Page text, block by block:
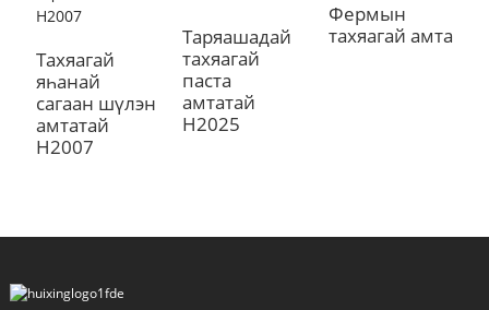
Тахяагай
яһанай
сагаан шүлэн
амтатай
H2007
Таряашадай
тахяагай
паста
амтатай
H2025
Фермын
тахяагай амта